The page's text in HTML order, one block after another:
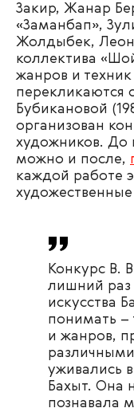
Закир, Жанар
«Заманбап»,
Жолдыбек,
коллектива
жанров и
перекликаются
Бубикановой
организован
художников. До
можно и после,
каждой работе
Конкурс B.
лишний раз
искусства
понимать –
и жанров,
уживались
Бахыт. Она
познавала